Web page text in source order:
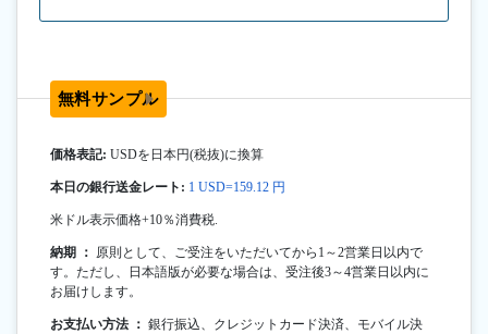
無料サンプル
価格表記: USDを日本円(税抜)に換算
本日の銀行送金レート: 1 USD=159.12 円
米ドル表示価格+10％消費税.
納期 ： 原則として、ご受注をいただいてから1～2営業日以内で
す。ただし、日本語版が必要な場合は、受注後3～4営業日以内に
お届けします。
お支払い方法 ： 銀行振込、クレジットカード決済、モバイル決